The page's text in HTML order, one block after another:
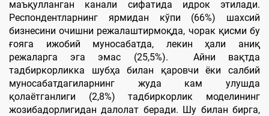
маъқулланган канали сифатида идрок этилади.
Респондентларнинг ярмидан кўпи (66%) шахсий
бизнесини очишни режалаштирмоқда, чорак қисми бу
ғояга ижобий муносабатда, лекин ҳали аниқ
режаларга эга эмас (25,5%). Айни вақтда
тадбиркорликка шубҳа билан қаровчи ёки салбий
муносабатдагиларнинг жуда кам улушда
қолаётганлиги (2,8%) тадбиркорлик моделининг
жозибадорлигидан далолат беради. Шу билан бирга,